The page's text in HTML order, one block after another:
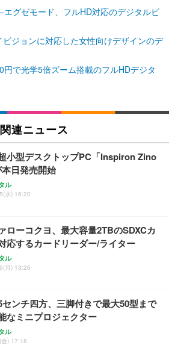
ィスチェア デスクチェア 疲れない テレ
ヘッドレスト ハンガー付き 高反発クッシ
ェア 通気性メッシュ ゲーミング/勉強/事
れ パソコンチェア (ブラック)
フィスチェア デスクチェア 疲れない テレ
ヘッドレスト ハンガー付き 高反発クッシ
ェア 通気性メッシュ ゲーミング/勉強/事
ゃれ パソコンチェア (ホワイト)
オフィスチェア デスクチェア 肘なし メ
気性 ランバーサポート付き 腰サポート ガ
昇降 360度回転 キャスター付き コンパク
行58.5×高さ84～96cm テレワーク 在宅
ック
27"ゲーミングモニター DualSense 充電
品】Dell E2724HS 27インチ 液晶モニタ
ビジネス向け
24.5inch/280Hz/FHD】GRAPHT THE S
Gaming Monitor 24” Essential ゲーミン
QD 24.5インチ 1ms FHD 量子ドット 残
保証 | 輝点保証 | 日本メーカー)
ライフ ネオ・オムツ L 中型犬用 26枚入
スマートベーシック) 【Amazon.co.jp
ーヤマ ペットシーツ 超厚型 お徳用 レギ
枚入【Amazon.co.jp限定】
グゼモード、フルHD対応のデジタルビ
ジョンに対応した女性向けデザインのデ
で光学5倍ズーム搭載のフルHDデジタ
関連ニュース
小型デスクトップPC「Inspiron Zino
日発売開始
ル
水) 16:20
ローコクヨ、最大容量2TBのSDXCカ
応するカードリーダー/ライター
ル
月) 13:26
ンチ四方、三脚付きで最大50型まで
なミニプロジェクター
ル
) 17:18